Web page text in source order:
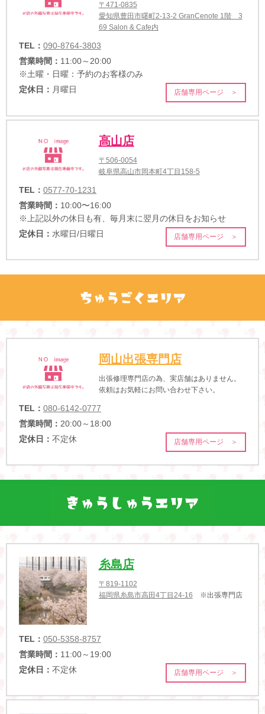
〒471-0835
愛知県豊田市曙町2-13-2 GranCenote 1階 3
69 Salon & Cafe内
TEL： 090-8764-3803
営業時間： 11:00～20:00
※土曜・日曜：予約のお客様のみ
定休日： 月曜日 店舗専用ページ ＞
高山店
〒506-0054
岐阜県高山市岡本町4丁目158-5
TEL： 0577-70-1231
営業時間： 10:00〜16:00
※上記以外の休日も有、毎月末に翌月の休日をお知らせ
定休日： 水曜日/日曜日 店舗専用ページ ＞
岡山出張専門店
出張修理専門店の為、実店舗はありません。
依頼はお気軽にお問い合わせ下さい。
TEL： 080-6142-0777
営業時間： 20:00～18:00
定休日： 不定休 店舗専用ページ ＞
糸島店
〒819-1102
福岡県糸島市高田4丁目24-16 ※出張専門店
TEL： 050-5358-8757
営業時間： 11:00～19:00
定休日： 不定休 店舗専用ページ ＞